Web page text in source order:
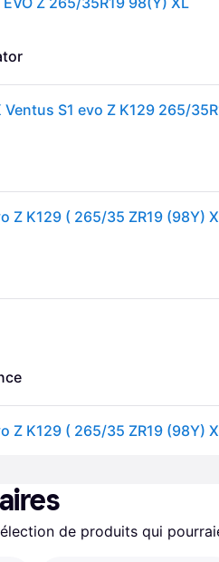
Ventus S1 evo Z K129 265/
de produits qui